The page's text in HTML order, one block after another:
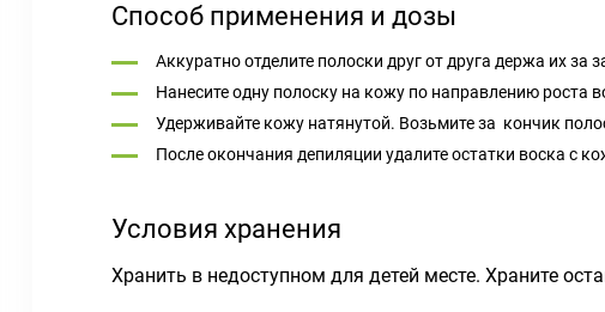
Способ применения и дозы
Аккуратно отделите полоски друг от друга держа их за
Нанесите одну полоску на кожу по направлению роста
Удерживайте кожу натянутой. Возьмите за кончик
После окончания депиляции удалите остатки воска с
Условия хранения
Хранить в недоступном для детей месте. Храните